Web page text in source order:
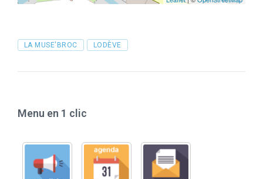
Tags
LA MUSE'BROC LODÈVE
Menu en 1 clic